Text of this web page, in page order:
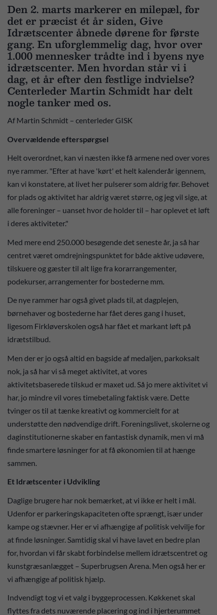
Den 2. marts markerer en milepæl, for
det er præcist ét år siden, Give
Idrætscenter åbnede dørene for første
gang. En uforglemmelig dag, hvor over
1.000 mennesker trådte ind i byens nye
idrætscenter. Men hvordan står vi i
dag, et år efter den festlige indvielse?
Centerleder Martin Schmidt har delt
nogle tanker med os.
Af Martin Schmidt – centerleder GISK
Overvældende efterspørgsel
Helt overordnet, kan vi næsten ikke få armene ned over vores
nye rammer. "Efter at have 'kørt' et helt kalenderår igennem,
kan vi konstatere, at livet her pulserer som aldrig før. Behovet
for plads og aktivitet har aldrig været større, og jeg vil sige, at
alle foreninger – uanset hvor de holder til – har oplevet et løft
i deres aktiviteter."
Med mere end 250.000 besøgende det seneste år, ja så har
centret været omdrejningspunktet for både aktive udøvere,
tilskuere og gæster til alt lige fra korarrangementer,
podekurser, arrangementer for bostederne mm.
De nye rammer har også givet plads til, at dagplejen,
børnehaver og bostederne har fået deres gang i huset,
ligesom Firkløverskolen også har fået et markant løft på
idrætstilbud.
Men der er jo også altid en bagside af medaljen, parkoksalt
nok, ja så har vi så meget aktivitet, at vores
aktivitetsbaserede tilskud er maxet ud. Så jo mere aktivitet vi
har, jo mindre vil vores timebetaling faktisk være. Dette
tvinger os til at tænke kreativt og kommercielt for at
understøtte den nødvendige drift. Foreningslivet, skolerne og
daginstitutionerne skaber en fantastisk dynamik, men vi må
finde smartere løsninger for at få økonomien til at hænge
sammen.
Et Idrætscenter i Udvikling
Daglige brugere har nok bemærket, at vi ikke er helt i mål.
Udenfor er parkeringskapaciteten ofte sprængt, især under
kampe og stævner. Her er vi afhængige af politisk velvilje for
at finde løsninger. Samtidig skal vi have lavet en bedre plan
for, hvordan vi får skabt forbindelse mellem idrætscentret og
kunstgræsanlægget – Superbrugsen Arena. Men også her er
vi afhængige af politisk hjælp.
Indvendigt tog vi et valg i byggeprocessen. Køkkenet skal
flyttes fra dets nuværende placering og ind i hjerterummet